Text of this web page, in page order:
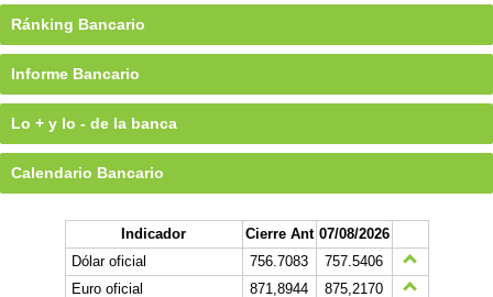
Ránking Bancario
Informe Bancario
Lo + y lo - de la banca
Calendario Bancario
Indicador Cierre Ant 07/08/2026
Dólar oficial
756.7083
757.5406
Euro oficial
871,8944
875,2170